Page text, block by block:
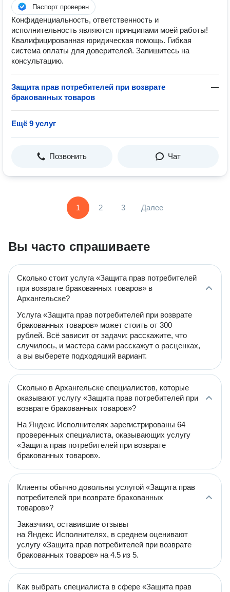
Паспорт проверен
Конфиденциальность, ответственность и
исполнительность являются принципами моей работы!
Квалифицированная юридическая помощь. Гибкая
система оплаты для доверителей. Запишитесь на
консультацию.
Защита прав потребителей при возврате
бракованных товаров
—
Ещё 9 услуг
Позвонить Чат
1 2 3 Далее
Вы часто спрашиваете
Сколько стоит услуга «Защита прав потребителей
при возврате бракованных товаров» в
Архангельске?
Услуга «Защита прав потребителей при возврате
бракованных товаров» может стоить от 300
рублей. Всё зависит от задачи: расскажите, что
случилось, и мастера сами расскажут о расценках,
а вы выберете подходящий вариант.
Сколько в Архангельске специалистов, которые
оказывают услугу «Защита прав потребителей при
возврате бракованных товаров»?
На Яндекс Исполнителях зарегистрированы 64
проверенных специалиста, оказывающих услугу
«Защита прав потребителей при возврате
бракованных товаров».
Клиенты обычно довольны услугой «Защита прав
потребителей при возврате бракованных
товаров»?
Заказчики, оставившие отзывы
на Яндекс Исполнителях, в среднем оценивают
услугу «Защита прав потребителей при возврате
бракованных товаров» на 4.5 из 5.
Как выбрать специалиста в сфере «Защита прав